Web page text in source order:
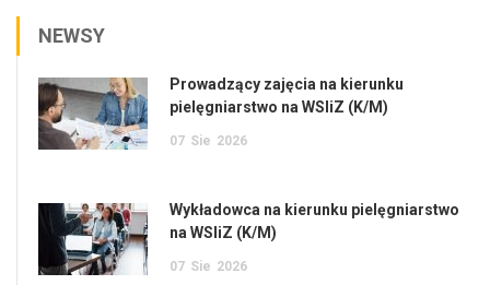
NEWSY
Prowadzący zajęcia na kierunku
pielęgniarstwo na WSIiZ (K/M)
07 Sie 2026
Wykładowca na kierunku pielęgniarstwo
na WSIiZ (K/M)
07 Sie 2026